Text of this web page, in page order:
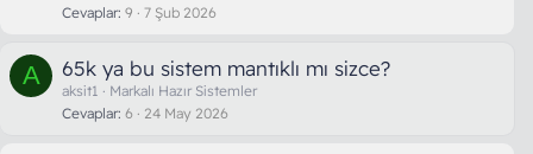
Cevaplar 9 7 Şub 2026
A 65k ya bu sistem mantıklı mı sizce?
aksit1
Markalı Hazır Sistemler
Cevaplar 6 24 May 2026